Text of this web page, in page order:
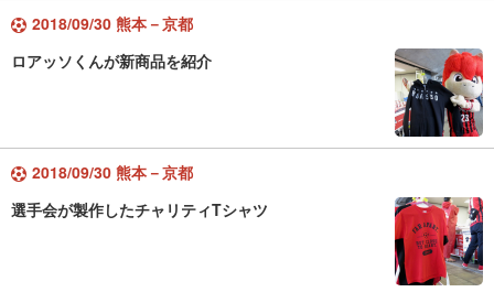
2018/09/30 熊本－京都
ロアッソくんが新商品を紹介
2018/09/30 熊本－京都
選手会が製作したチャリティTシャツ